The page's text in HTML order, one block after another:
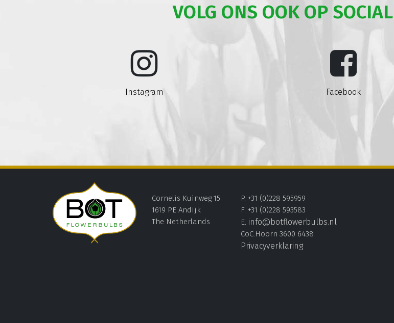
VOLG ONS OOK OP
Instagram Facebook
Cornelis Kuinweg 15
1619 PE Andijk
The Netherlands
P. +31 (0)228 595959
F. +31 (0)228 593583
E. info@botflowerbulbs.nl
CoC.Hoorn 3600 6438
Privacyverklaring